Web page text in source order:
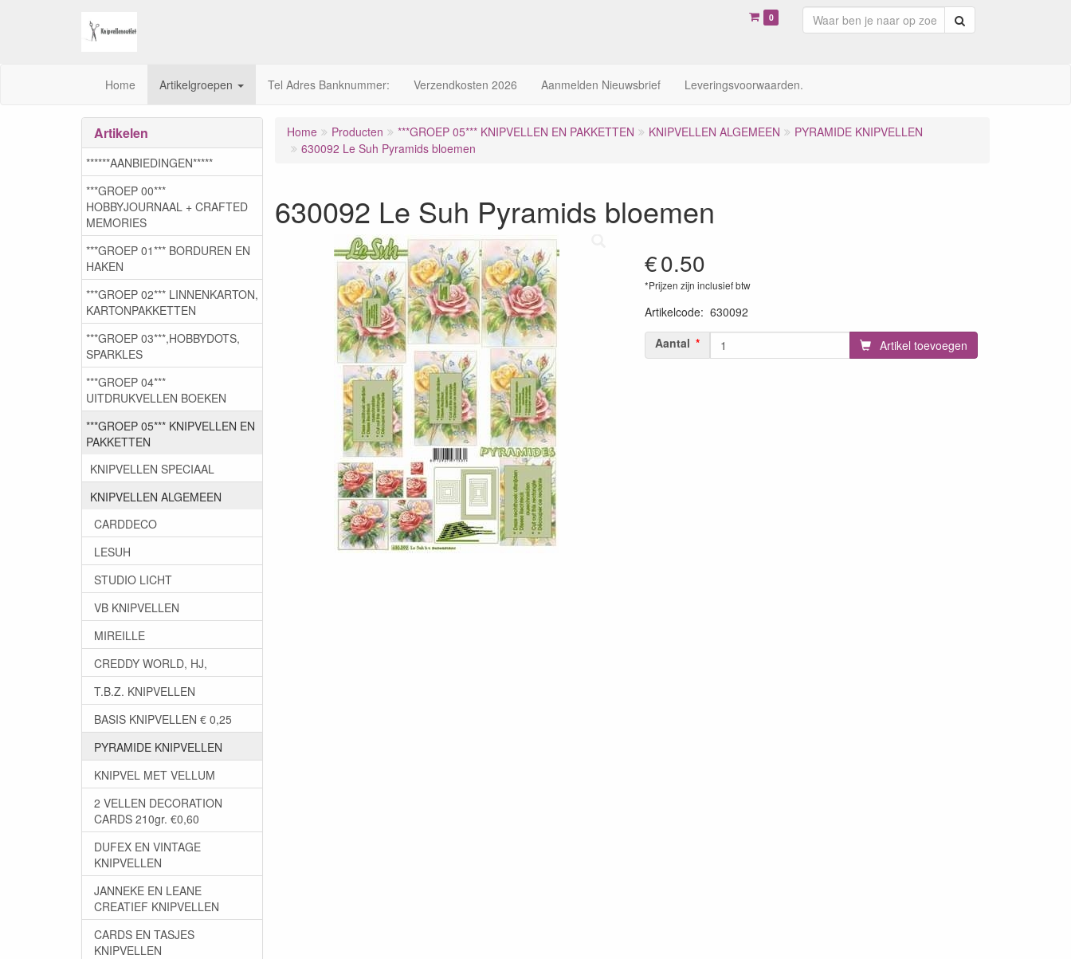
0
Home Artikelgroepen Tel Adres Banknummer: Verzendkosten 2026 Aanmelden Nieuwsbrief Leveringsvoorwaarden.
Home Producten ***GROEP 05*** KNIPVELLEN EN PAKKETTEN KNIPVELLEN ALGEMEEN
PYRAMIDE KNIPVELLEN
630092 Le Suh Pyramids bloemen
630092 Le Suh Pyramids bloemen
€0.50
*Prijzen zijn inclusief btw
Artikelcode: 630092
Aantal
Artikel toevoegen
Artikelen
******AANBIEDINGEN*****
***GROEP 00***
HOBBYJOURNAAL + CRAFTED
MEMORIES
***GROEP 01*** BORDUREN EN
HAKEN
***GROEP 02*** LINNENKARTON,
KARTONPAKKETTEN
***GROEP 03***,HOBBYDOTS,
SPARKLES
***GROEP 04***
UITDRUKVELLEN BOEKEN
***GROEP 05*** KNIPVELLEN EN
PAKKETTEN
KNIPVELLEN SPECIAAL
KNIPVELLEN ALGEMEEN
CARDDECO
LESUH
STUDIO LICHT
VB KNIPVELLEN
MIREILLE
CREDDY WORLD, HJ,
T.B.Z. KNIPVELLEN
BASIS KNIPVELLEN € 0,25
PYRAMIDE KNIPVELLEN
KNIPVEL MET VELLUM
2 VELLEN DECORATION
CARDS 210gr. €0,60
DUFEX EN VINTAGE
KNIPVELLEN
JANNEKE EN LEANE
CREATIEF KNIPVELLEN
CARDS EN TASJES
KNIPVELLEN